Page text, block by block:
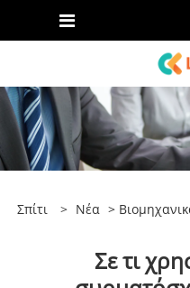
Σπίτι > Νέα >
Σε τι